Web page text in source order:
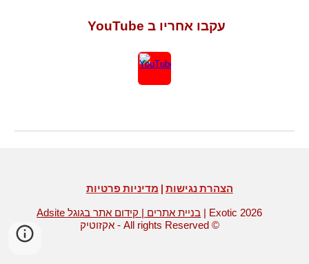
עקבו אחריו ב YouTube
הצהרת נגישות | מדיניות פרטיות
Adsite בניית אתרים | קידום אתר בגוגל
| Exotic 2026
אקזוטיק - All rights Reserved ©